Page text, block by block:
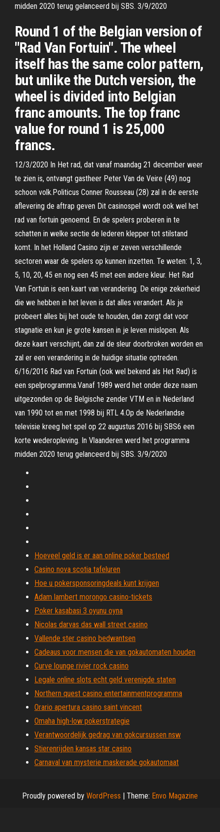
midden 2020 terug gelanceerd bij SBS. 3/9/2020
Round 1 of the Belgian version of
"Rad Van Fortuin". The wheel
itself has the same color pattern,
but unlike the Dutch version, the
wheel is divided into Belgian
franc amounts. The top franc
value for round 1 is 25,000
francs.
12/3/2020 In Het rad, dat vanaf maandag 21 december weer
te zien is, ontvangt gastheer Peter Van de Veire (49) nog
schoon volk.Politicus Conner Rousseau (28) zal in de eerste
aflevering de aftrap geven Dit casinospel wordt ook wel het
rad van fortuin genoemd. En de spelers proberen in te
schatten in welke sectie de lederen klepper tot stilstand
komt. In het Holland Casino zijn er zeven verschillende
sectoren waar de spelers op kunnen inzetten. Te weten: 1, 3,
5, 10, 20, 45 en nog een 45 met een andere kleur. Het Rad
Van Fortuin is een kaart van verandering. De enige zekerheid
die we hebben in het leven is dat alles verandert. Als je
probeert alles bij het oude te houden, dan zorgt dat voor
stagnatie en kun je grote kansen in je leven mislopen. Als
deze kaart verschijnt, dan zal de sleur doorbroken worden en
zal er een verandering in de huidige situatie optreden.
6/16/2016 Rad van Fortuin (ook wel bekend als Het Rad) is
een spelprogramma.Vanaf 1989 werd het onder deze naam
uitgezonden op de Belgische zender VTM en in Nederland
van 1990 tot en met 1998 bij RTL 4.Op de Nederlandse
televisie kreeg het spel op 22 augustus 2016 bij SBS6 een
korte wederopleving. In Vlaanderen werd het programma
midden 2020 terug gelanceerd bij SBS. 3/9/2020
Hoeveel geld is er aan online poker besteed
Casino nova scotia tafeluren
Hoe u pokersponsoringdeals kunt krijgen
Adam lambert morongo casino-tickets
Poker kasabasi 3 oyunu oyna
Nicolas darvas das wall street casino
Vallende ster casino bedwantsen
Cadeaus voor mensen die van gokautomaten houden
Curve lounge rivier rock casino
Legale online slots echt geld verenigde staten
Northern quest casino entertainmentprogramma
Orario apertura casino saint vincent
Omaha high-low pokerstrategie
Verantwoordelijk gedrag van gokcursussen nsw
Stierenrijden kansas star casino
Carnaval van mysterie maskerade gokautomaat
Proudly powered by WordPress | Theme: Envo Magazine